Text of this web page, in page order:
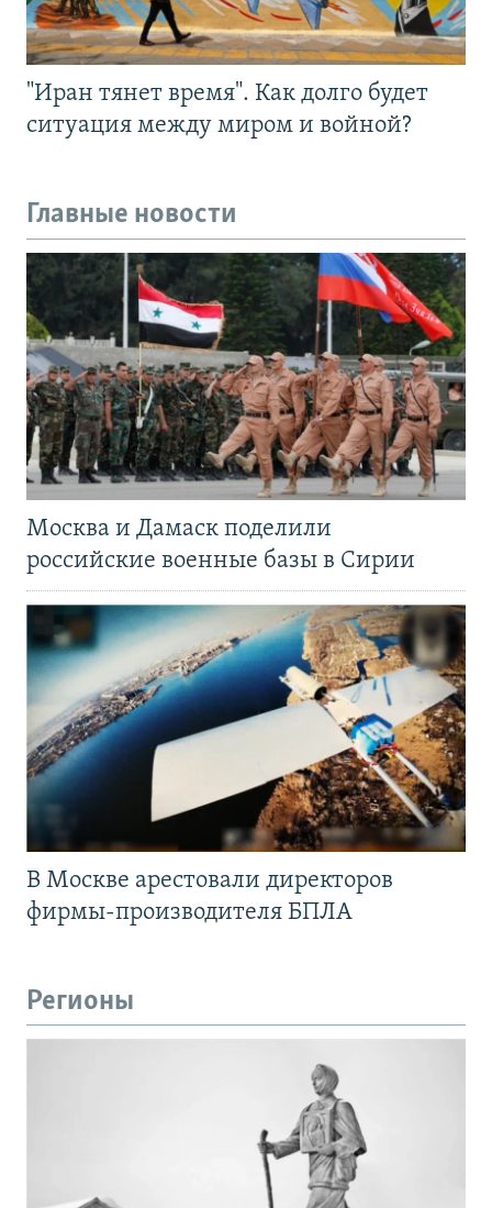
"Иран тянет время". Как долго будет
ситуация между миром и войной?
Главные новости
Москва и Дамаск поделили
российские военные базы в Сирии
В Москве арестовали директоров
фирмы-производителя БПЛА
Регионы